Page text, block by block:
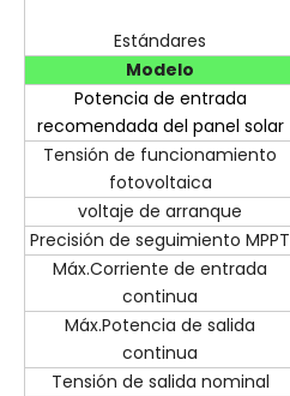
Estándares
Modelo
Potencia de entrada
recomendada del panel solar
Tensión de funcionamiento
fotovoltaica
voltaje de arranque
Precisión de seguimiento MPPT
Máx.Corriente de entrada
continua
Máx.Potencia de salida
continua
Tensión de salida nominal